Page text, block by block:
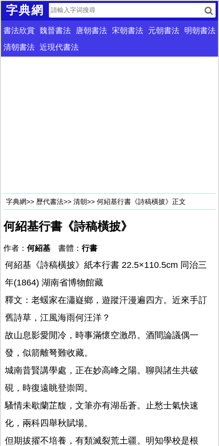
字典網
書法欣賞 魏晉書法 唐朝書法 宋朝書法 元朝書法
明朝書法
清朝書法 近現代書法
字典網>> 歷代書法>> 清朝>> 何紹基行書《詩稿橫披》正文
何紹基行書《詩稿橫披》
作者： 何紹基 書體： 行書
何紹基《詩稿橫披》紙本行書 22.5×110.5cm 同治三
年(1864) 湖南省博物館藏
釋文：老蝯家在瀟嶷鄉，遊蹤汗漫遍四方。近來手訂
舊詩草，江風海雨何汪洋？
故山息影愛閒冷，時事滿懷空激昂。酒間論議偶一
發，似箭離弩難收藏。
城南昔賢講學處，正在妙高峰之陽。聊與諸生共破
硯，時復遠眺登崇岡。
騷情未歇蘭芷馥，文筆亦有湖岳蒼。止愁士氣快速
化，兩科四舉秋賦場。
但期拔擢不培養，有類滅裂荒土疆。明知學校是根